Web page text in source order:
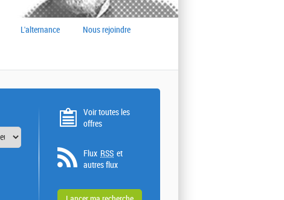
L'alternance Nous rejoindre
Voir toutes les
offres
Flux RSS et
autres flux